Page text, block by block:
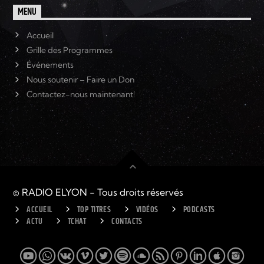
MENU
Accueil
Grille des Programmes
Événements
Nous soutenir – Faire un Don
Contactez-nous maintenant!
© RADIO ELYON - Tous droits réservés
ACCUEIL TOP TITRES VIDÉOS
PODCASTS
ACTU
TCHAT CONTACTS